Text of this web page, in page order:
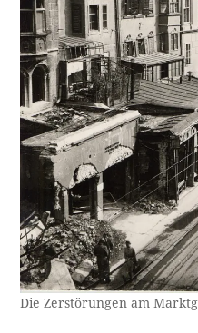
Die Zerstörungen am